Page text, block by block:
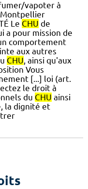
vapoter à
Le CHU de
a pour mission de
comportement
aux autres
CHU, ainsi qu'aux
Vous
[...] loi (art.
le droit à
du CHU ainsi
la dignité et